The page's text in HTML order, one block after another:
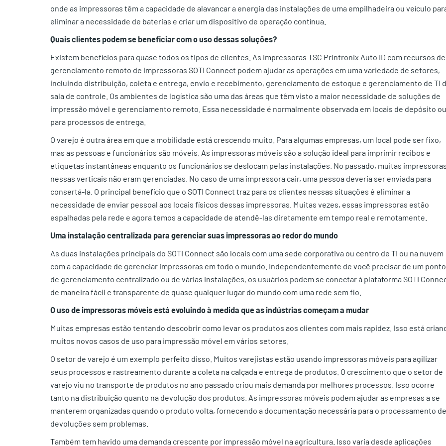
onde as impressoras têm a capacidade de alavancar a energia das instalações de uma empilhadeira ou veículo
eliminar a necessidade de baterias e criar um dispositivo de operação contínua.
Quais clientes podem se beneficiar com o uso dessas soluções?
Existem benefícios para quase todos os tipos de clientes. As impressoras TSC Printronix Auto ID com recursos de
gerenciamento remoto de impressoras SOTI Connect podem ajudar as operações em uma variedade de setores,
incluindo distribuição, coleta e entrega, envio e recebimento, gerenciamento de estoque e gerenciamento de TI
sala de controle. Os ambientes de logística são uma das áreas que têm visto a maior necessidade de soluções de
impressão móvel e gerenciamento remoto. Essa necessidade é normalmente observada em locais de depósito ou
para processos de entrega.
O varejo é outra área em que a mobilidade está crescendo muito. Para algumas empresas, um local pode ser fixo,
mas as pessoas e funcionários são móveis. As impressoras móveis são a solução ideal para imprimir recibos e
etiquetas instantâneas enquanto os funcionários se deslocam pelas instalações. No passado, muitas impressoras
nessas verticais não eram gerenciadas. No caso de uma impressora cair, uma pessoa deveria ser enviada para
consertá-la. O principal benefício que o SOTI Connect traz para os clientes nessas situações é eliminar a
necessidade de enviar pessoal aos locais físicos dessas impressoras. Muitas vezes, essas impressoras estão
espalhadas pela rede e agora temos a capacidade de atendê-las diretamente em tempo real e remotamente.
Uma instalação centralizada para gerenciar suas impressoras ao redor do mundo
As duas instalações principais do SOTI Connect são locais com uma sede corporativa ou centro de TI ou na nuvem
com a capacidade de gerenciar impressoras em todo o mundo. Independentemente de você precisar de um ponto
de gerenciamento centralizado ou de várias instalações, os usuários podem se conectar à plataforma SOTI
de maneira fácil e transparente de quase qualquer lugar do mundo com uma rede sem fio.
O uso de impressoras móveis está evoluindo à medida que as indústrias começam a mudar
Muitas empresas estão tentando descobrir como levar os produtos aos clientes com mais rapidez. Isso está
muitos novos casos de uso para impressão móvel em vários setores.
O setor de varejo é um exemplo perfeito disso. Muitos varejistas estão usando impressoras móveis para agilizar
seus processos e rastreamento durante a coleta na calçada e entrega de produtos. O crescimento que o setor de
varejo viu no transporte de produtos no ano passado criou mais demanda por melhores processos. Isso ocorre
tanto na distribuição quanto na devolução dos produtos. As impressoras móveis podem ajudar as empresas a se
manterem organizadas quando o produto volta, fornecendo a documentação necessária para o processamento de
devoluções sem problemas.
Também tem havido uma demanda crescente por impressão móvel na agricultura. Isso varia desde aplicações